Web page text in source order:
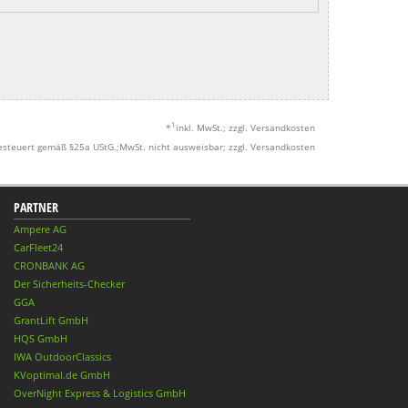
* 1 inkl. MwSt.; zzgl. Versandkosten
gemäß §25a UStG.;MwSt. nicht ausweisbar; zzgl. Versandkosten
PARTNER
Ampere AG
CarFleet24
CRONBANK AG
Der Sicherheits-Checker
GGA
GrantLift GmbH
HQS GmbH
IWA OutdoorClassics
KVoptimal.de GmbH
OverNight Express & Logistics GmbH